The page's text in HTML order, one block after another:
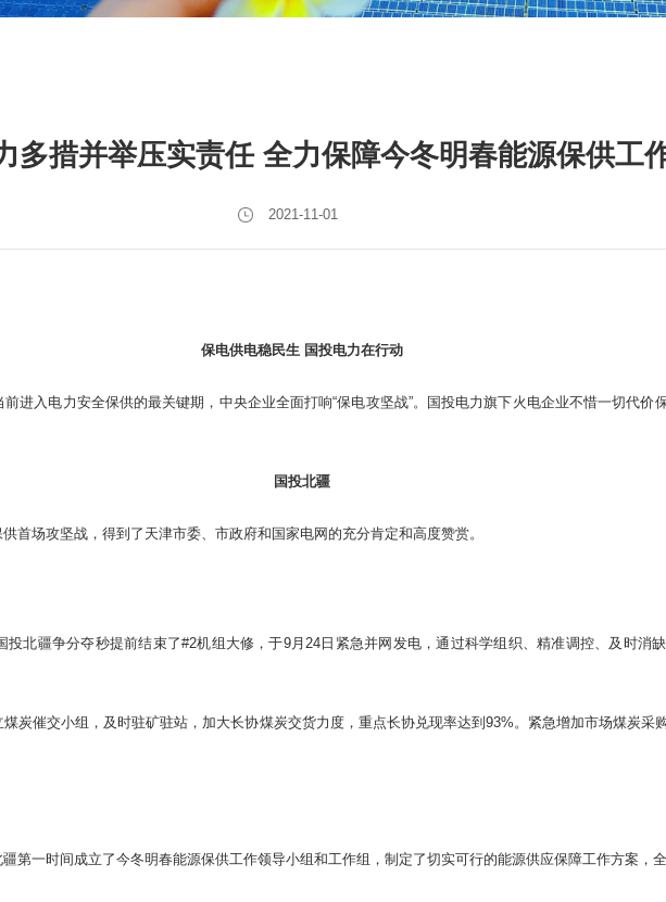
多措并举压实责任 全力保障今冬明春能源保供工
2021-11-01
保电供电稳民生 国投电力在行动
进入电力安全保供的最关键期，中央企业全面打响“保电攻坚战”。国投电力旗下火电企业不惜一切代价
国投北疆
首场攻坚战，得到了天津市委、市政府和国家电网的充分肯定和高度赞赏。
北疆争分夺秒提前结束了#2机组大修，于9月24日紧急并网发电，通过科学组织、精准调控、及时消
炭催交小组，及时驻矿驻站，加大长协煤炭交货力度，重点长协兑现率达到93%。紧急增加市场煤炭采
第一时间成立了今冬明春能源保供工作领导小组和工作组，制定了切实可行的能源供应保障工作方案，